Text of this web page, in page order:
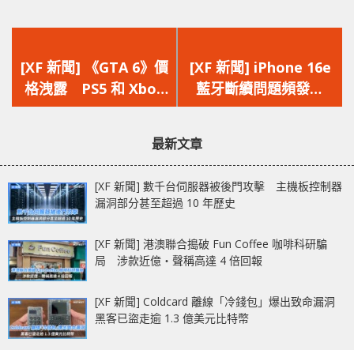
一
篇
文
[XF 新聞] 《GTA 6》價
格洩露 PS5 和 Xbox
版本或高達 100 美元
一
篇
文
[XF 新聞] iPhone 16e
藍牙斷續問題頻發
Apple 表示暫時無解決
最新文章
[XF 新聞] 數千台伺服器被後門攻擊 主機板控制器
漏洞部分甚至超過 10 年歷史
[XF 新聞] 港澳聯合搗破 Fun Coffee 咖啡科研騙
局 涉款近億‧聲稱高達 4 倍回報
[XF 新聞] Coldcard 離線「冷錢包」爆出致命漏洞
黑客已盜走逾 1.3 億美元比特幣